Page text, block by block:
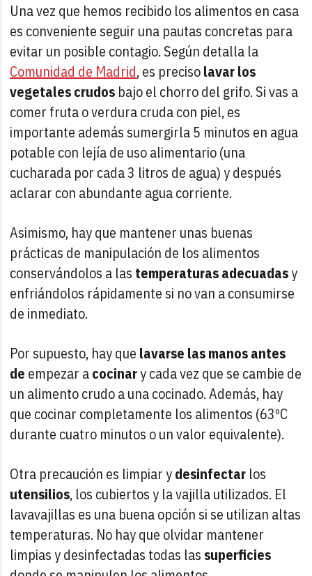
Una vez que hemos recibido los alimentos en casa
es conveniente seguir una pautas concretas para
evitar un posible contagio. Según detalla la
Comunidad de Madrid, es precisolavar los
vegetales crudos bajo el chorro del grifo. Si vas a
comer fruta o verdura cruda con piel, es
importante además sumergirla 5 minutos en agua
potable con lejía de uso alimentario (una
cucharada por cada 3 litros de agua) y después
aclarar con abundante agua corriente.
Asimismo, hay que mantener unas buenas
prácticas de manipulación de los alimentos
conservándolos a las temperaturas adecuadasy
enfriándolos rápidamente si no van a consumirse
de inmediato.
Por supuesto, hay que lavarse las manos antes
de empezar acocinary cada vez que se cambie de
un alimento crudo a una cocinado. Además, hay
que cocinar completamente los alimentos (63ºC
durante cuatro minutos o un valor equivalente).
Otra precaución es limpiar ydesinfectar los
utensilios, los cubiertos y la vajilla utilizados. El
lavavajillas es una buena opción si se utilizan altas
temperaturas. No hay que olvidar mantener
limpias y desinfectadas todas las superficies